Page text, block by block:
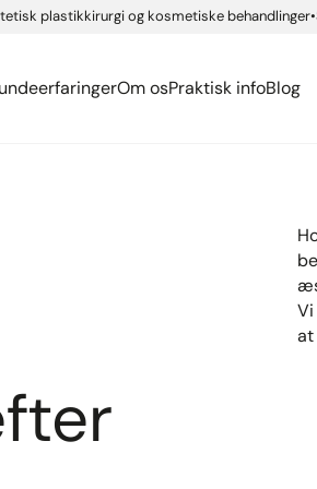
plastikkirurgi og kosmetiske behandlinger
Om os
app
Praktisk info
ordbog
Blog
at